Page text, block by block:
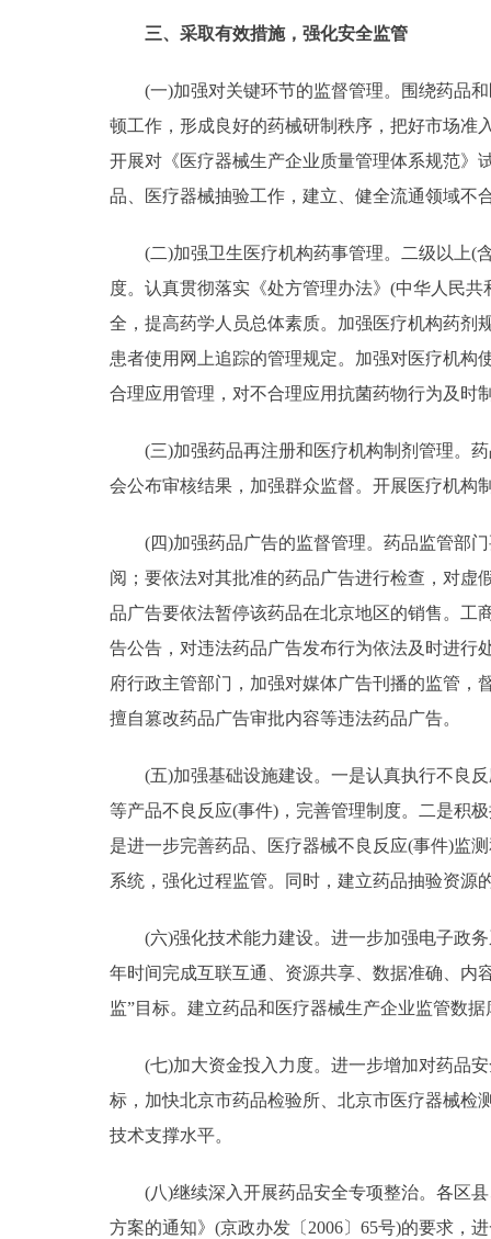
DEUTSCH
ITALIANO
三、采取有效措施，强化安全监管
(一)加强对关键环节的监督管理。围绕药品和
顿工作，形成良好的药械研制秩序，把好市场准
开展对《医疗器械生产企业质量管理体系规范》
品、医疗器械抽验工作，建立、健全流通领域不
(二)加强卫生医疗机构药事管理。二级以上(含
度。认真贯彻落实《处方管理办法》(中华人民
全，提高药学人员总体素质。加强医疗机构药剂
患者使用网上追踪的管理规定。加强对医疗机构
合理应用管理，对不合理应用抗菌药物行为及时
(三)加强药品再注册和医疗机构制剂管理。药
会公布审核结果，加强群众监督。开展医疗机构
(四)加强药品广告的监督管理。药品监管部门
阅；要依法对其批准的药品广告进行检查，对虚
品广告要依法暂停该药品在北京地区的销售。工
告公告，对违法药品广告发布行为依法及时进行
府行政主管部门，加强对媒体广告刊播的监管
擅自篡改药品广告审批内容等违法药品广告。
(五)加强基础设施建设。一是认真执行不良反
等产品不良反应(事件)，完善管理制度。二是积
是进一步完善药品、医疗器械不良反应(事件)监
系统，强化过程监管。同时，建立药品抽验资源
(六)强化技术能力建设。进一步加强电子政务
年时间完成互联互通、资源共享、数据准确、内
监”目标。建立药品和医疗器械生产企业监管数
(七)加大资金投入力度。进一步增加对药品安
标，加快北京市药品检验所、北京市医疗器械检
技术支撑水平。
(八)继续深入开展药品安全专项整治。各区县
方案的通知》(京政办发〔2006〕65号)的要求，